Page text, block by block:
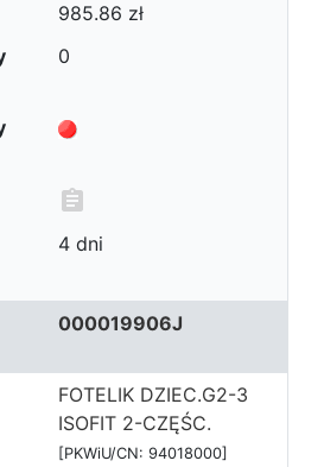
985.86 zł
0
4 dni
000019906J
FOTELIK DZIEC.G2-3
ISOFIT 2-CZĘŚC.
[PKWiU/CN: 94018000]